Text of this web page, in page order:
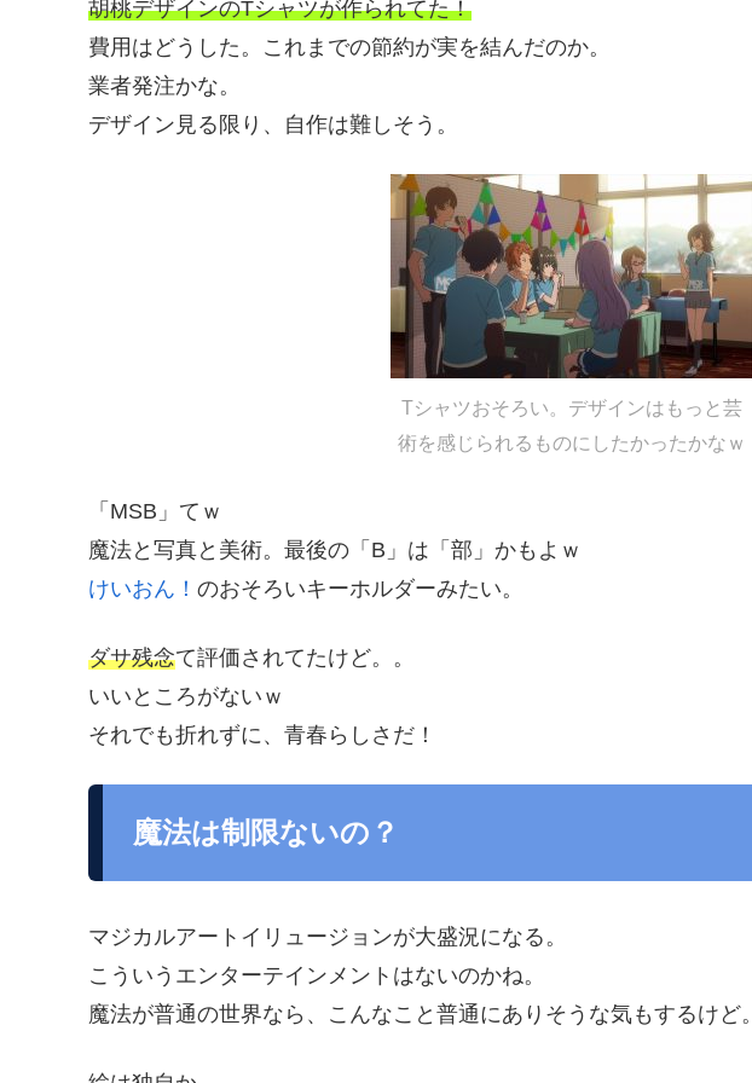
胡桃デザインのTシャツが作られてた！
費用はどうした。これまでの節約が実を結んだのか。
業者発注かな。
デザイン見る限り、自作は難しそう。
Tシャツおそろい。デザインはもっと芸
術を感じられるものにしたかったかなｗ
「MSB」てｗ
魔法と写真と美術。最後の「B」は「部」かもよｗ
けいおん！ のおそろいキーホルダーみたい。
ダサ残念て評価されてたけど。。
いいところがないｗ
それでも折れずに、青春らしさだ！
魔法は制限ないの？
マジカルアートイリュージョンが大盛況になる。
こういうエンターテインメントはないのかね。
魔法が普通の世界なら、こんなこと普通にありそうな気もするけど。